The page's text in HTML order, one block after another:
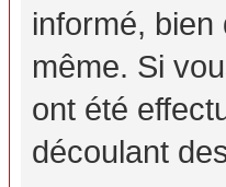
informé, bien
même. Si
ont été
découlant